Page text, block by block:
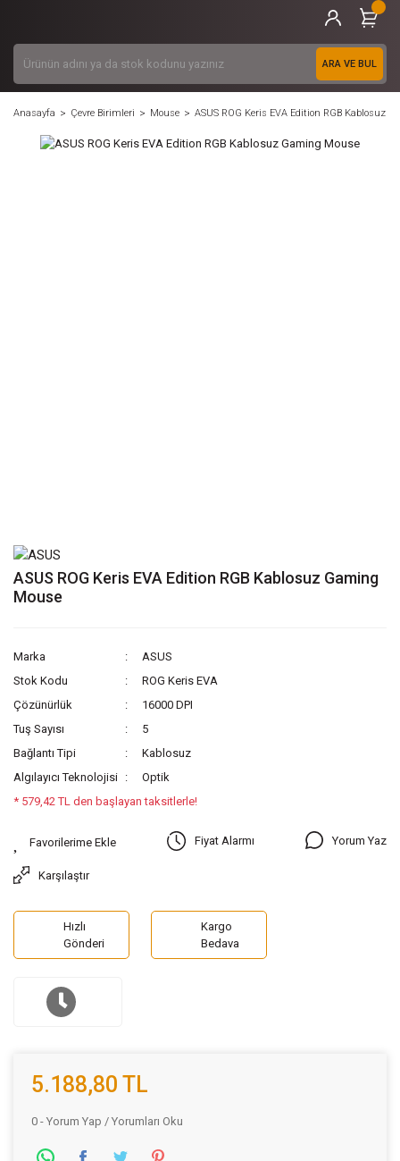
ARA VE BUL
Anasayfa Çevre Birimleri Mouse ASUS ROG Keris EVA Edition RGB Kablosuz
ASUS ROG Keris EVA Edition RGB Kablosuz Gaming
Mouse
Marka
ASUS
Stok Kodu
ROG Keris EVA
Çözünürlük
16000 DPI
Tuş Sayısı
5
Bağlantı Tipi
Kablosuz
Algılayıcı Teknolojisi
Optik
* 579,42 TL den başlayan taksitlerle!
Fiyat Alarmı Yorum Yaz
Karşılaştır
Hızlı
Gönderi
Kargo
Bedava
5.188,80 TL
0 - Yorum Yap / Yorumları Oku